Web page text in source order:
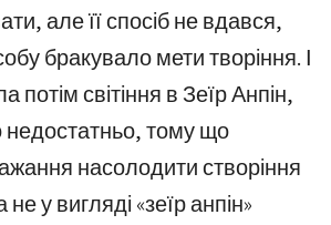
але її спосіб не вдався,
бракувало мети творіння. І
світіння в Зеїр Анпін,
недостатньо, тому що
насолодити створіння
не у вигляді «зеїр анпін»